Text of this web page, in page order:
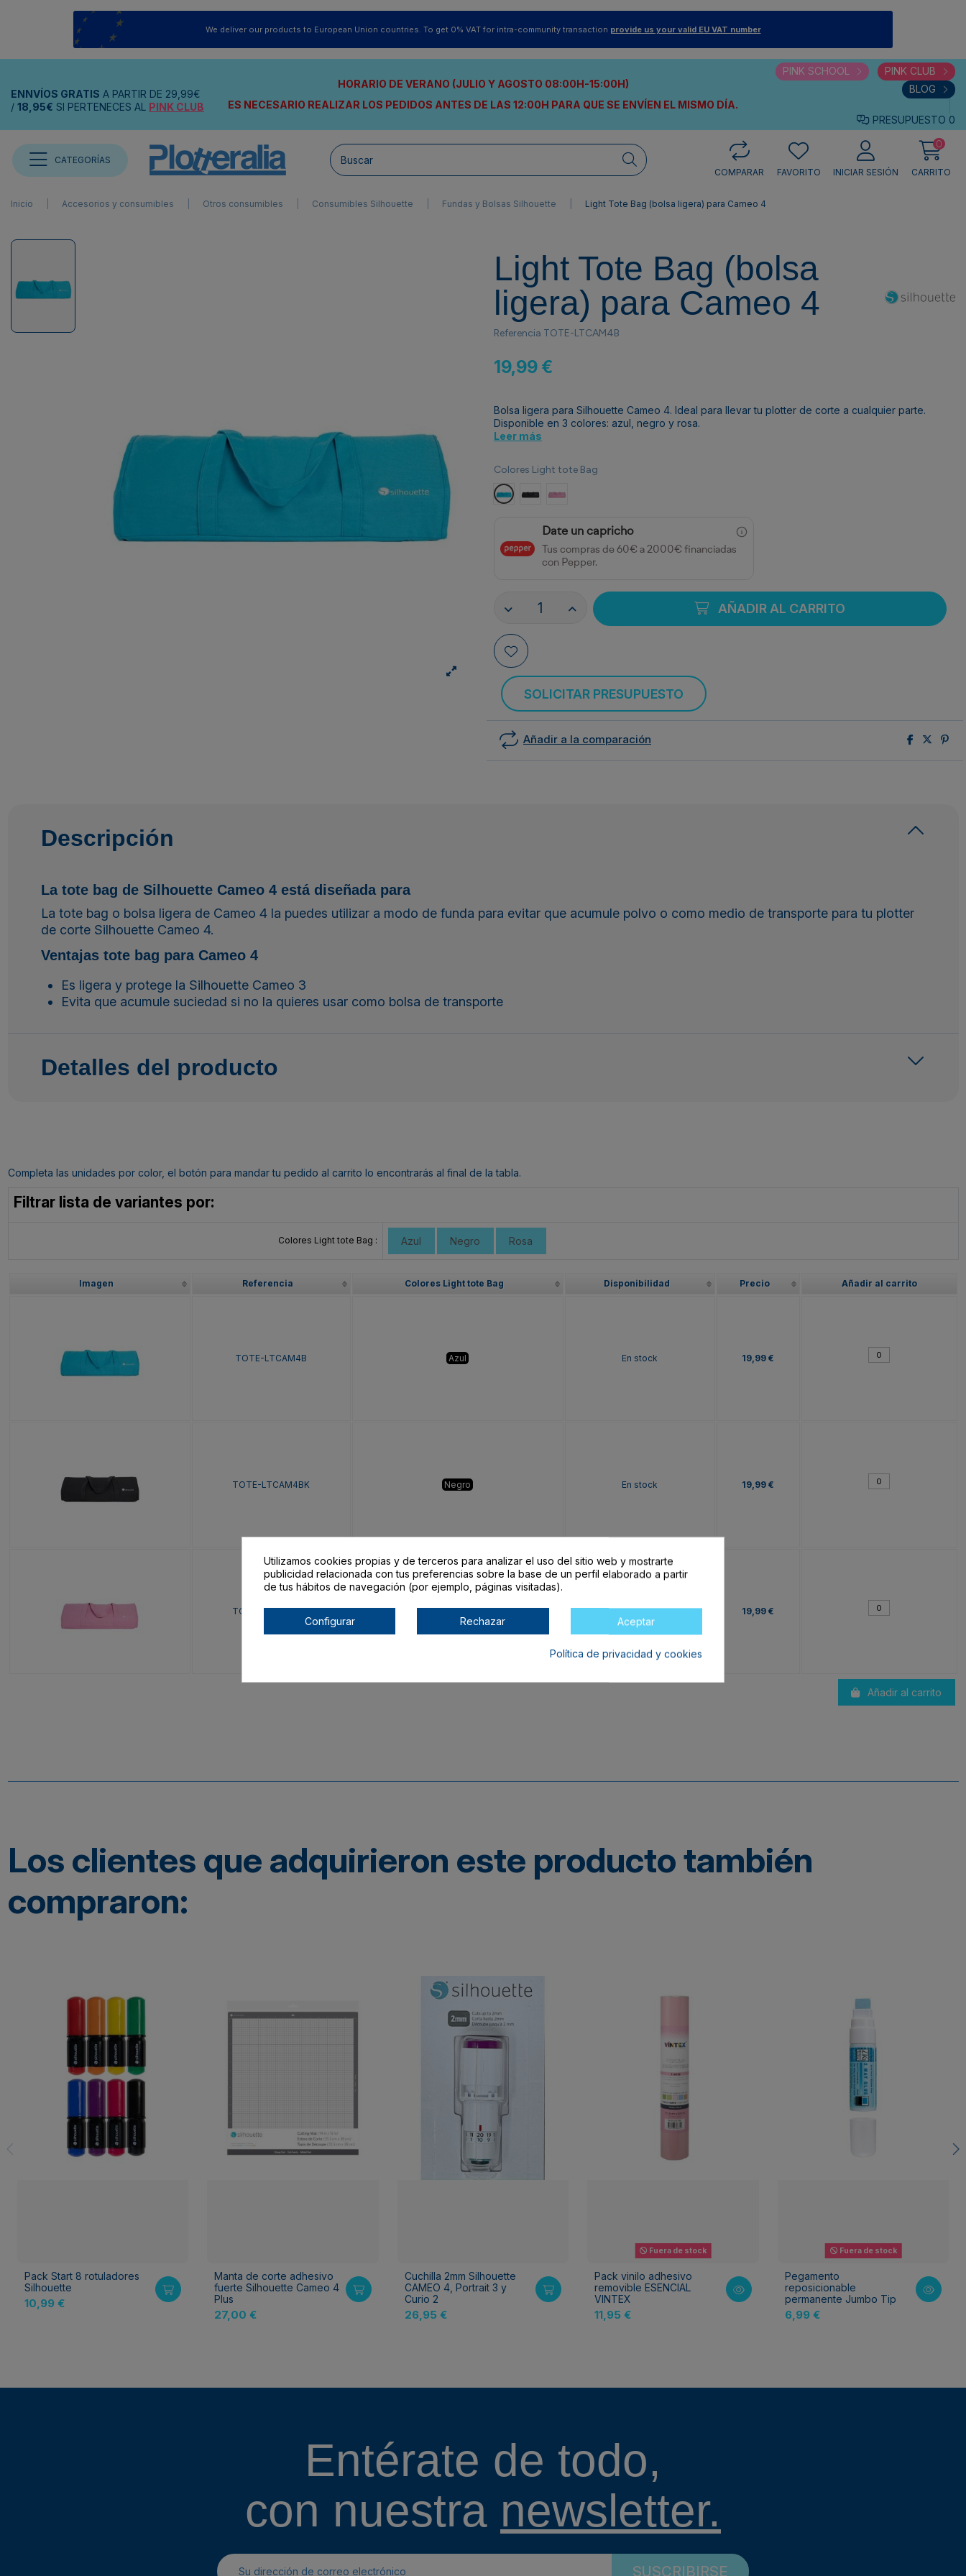
We deliver our products to European Union countries. To get 0% VAT for intra-community transaction provide us your valid EU VAT number
ENNVÍOS GRATIS A PARTIR DE 29,99€
/ 18,95€ SI PERTENECES AL PINK CLUB
HORARIO DE VERANO (JULIO Y AGOSTO 08:00H-15:00H)
ES NECESARIO REALIZAR LOS PEDIDOS ANTES DE LAS 12:00H PARA QUE SE ENVÍEN EL MISMO DÍA.
PINK SCHOOL
PINK CLUB
BLOG
PRESUPUESTO 0
CATEGORÍAS
COMPARAR
FAVORITO INICIAR SESIÓN
0
CARRITO
Inicio Accesorios y consumibles Otros consumibles Consumibles Silhouette Fundas y Bolsas Silhouette Light Tote Bag (bolsa ligera) para Cameo 4
Light Tote Bag (bolsa
ligera) para Cameo 4
Referencia TOTE-LTCAM4B
19,99 €
Bolsa ligera para Silhouette Cameo 4. Ideal para llevar tu plotter de corte a cualquier parte.
Disponible en 3 colores: azul, negro y rosa.
Leer más
Colores Light tote Bag
Azul NegroRosa
Date un capricho
Tus compras de 60€ a 2000€ financiadas
con Pepper.
AÑADIR AL CARRITO
SOLICITAR PRESUPUESTO
Añadir a la comparación
Descripción
La tote bag de Silhouette Cameo 4 está diseñada para
La tote bag o bolsa ligera de Cameo 4 la puedes utilizar a modo de funda para evitar que acumule polvo o como medio de transporte para tu plotter
de corte Silhouette Cameo 4.
Ventajas tote bag para Cameo 4
Es ligera y protege la Silhouette Cameo 3
Evita que acumule suciedad si no la quieres usar como bolsa de transporte
Detalles del producto
Completa las unidades por color, el botón para mandar tu pedido al carrito lo encontrarás al final de la tabla.
Filtrar lista de variantes por:
Colores Light tote Bag : Azul Negro Rosa
Imagen Referencia Colores Light tote Bag Disponibilidad Precio Añadir al carrito
TOTE-LTCAM4B Azul En stock 19,99 €
TOTE-LTCAM4BK Negro En stock 19,99 €
TOTE-LTCAM4PK Rosa En stock 19,99 €
Añadir al carrito
Los clientes que adquirieron este producto también
compraron:
Pack Start 8 rotuladores
Silhouette
10,99 €
Manta de corte adhesivo
fuerte Silhouette Cameo 4
Plus
27,00 €
Cuchilla 2mm Silhouette
CAMEO 4, Portrait 3 y
Curio 2
26,95 €
Fuera de stock
Pack vinilo adhesivo
removible ESENCIAL
VINTEX
11,95 €
Fuera de stock
Pegamento
reposicionable
permanente Jumbo Tip
6,99 €
Entérate de todo,
con nuestra newsletter.
SUSCRIBIRSE
Utilizamos cookies propias y de terceros para analizar el uso del sitio web y mostrarte
publicidad relacionada con tus preferencias sobre la base de un perfil elaborado a partir
de tus hábitos de navegación (por ejemplo, páginas visitadas).
Configurar Rechazar Aceptar
Política de privacidad y cookies